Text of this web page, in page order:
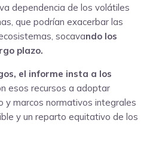
dependencia de los volátiles
que podrían exacerbar las
socavando los
plazo.
el informe insta a los
esos recursos a adoptar
y marcos normativos integrales
y un reparto equitativo de los